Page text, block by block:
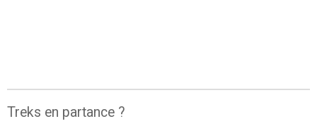
Treks en partance ?